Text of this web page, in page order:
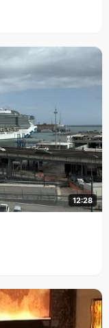
12:28